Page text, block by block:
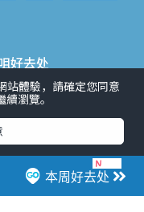
本周好去处
好去处
旺角好去处 社会
社群热话
#限时抢
#著数 #网络热话
體驗，請確定您同意
續瀏覽。